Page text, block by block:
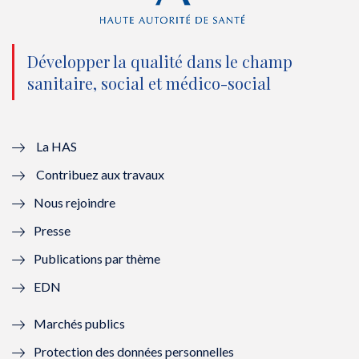
n
o
u
l
l
f
n
(
n
o
e
e
n
o
u
(
n
o
Développer la qualité dans le champ
sanitaire, social et médico-social
La HAS
Contribuez aux travaux
Nous rejoindre
Presse
Publications par thème
EDN
Marchés publics
Protection des données personnelles